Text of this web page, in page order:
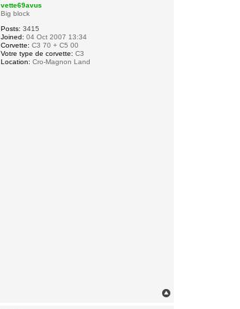
vette69avus
Big block
Posts: 3415
Joined: 04 Oct 2007 13:34
Corvette: C3 70 + C5 00
Votre type de corvette: C3
Location: Cro-Magnon Land